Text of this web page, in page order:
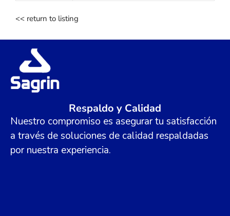
<< return to listing
Respaldo y Calidad
Nuestro compromiso es asegurar tu satisfacción
a través de soluciones de calidad respaldadas
por nuestra experiencia.